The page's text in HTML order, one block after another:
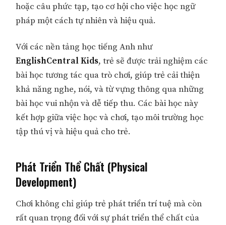
hoặc câu phức tạp, tạo cơ hội cho việc học ngữ
pháp một cách tự nhiên và hiệu quả.
Với các nền tảng học tiếng Anh như
EnglishCentral Kids, trẻ sẽ được trải nghiệm các
bài học tương tác qua trò chơi, giúp trẻ cải thiện
khả năng nghe, nói, và từ vựng thông qua những
bài học vui nhộn và dễ tiếp thu. Các bài học này
kết hợp giữa việc học và chơi, tạo môi trường học
tập thú vị và hiệu quả cho trẻ.
Phát Triển Thể Chất (Physical
Development)
Chơi không chỉ giúp trẻ phát triển trí tuệ mà còn
rất quan trọng đối với sự phát triển thể chất của